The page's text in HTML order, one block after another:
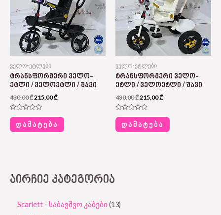
ᲐᲘᲠᲩᲘᲔ ᲙᲐᲢᲔᲒᲝᲠᲘᲐ
Scarlett - საბავშვო კაბები 13
ველო-ეტლები
ᲢᲠᲐᲜᲡᲤᲝᲠᲛᲔᲠᲘ ᲕᲔᲚᲝ-
ᲔᲢᲚᲘ / ᲕᲔᲚᲝᲔᲢᲚᲘ / ᲨᲐᲕᲘ
430,00₾215,00₾
შეფასება
,
5-
ᲓᲐᲛᲐᲢᲔᲑᲐ
ველო-ეტლები
ᲢᲠᲐᲜᲡᲤᲝᲠᲛᲔᲠᲘ ᲕᲔᲚᲝ-
ᲔᲢᲚᲘ / ᲕᲔᲚᲝᲔᲢᲚᲘ / ᲨᲐᲕᲘ
430,00₾215,00₾
შეფასება
,
5-
ᲓᲐᲛᲐᲢᲔᲑᲐ